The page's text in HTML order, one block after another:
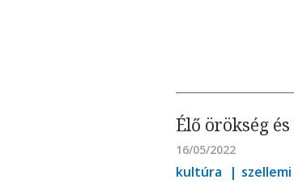
Élő örökség
16/05/2022
kultúra